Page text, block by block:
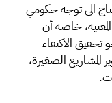
الى توجه حكومي
خاصة أن
الاكتفاء
الصغيرة،